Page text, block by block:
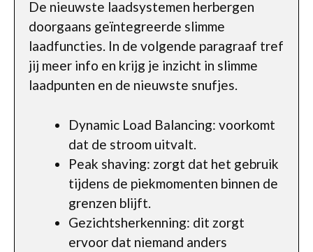
De nieuwste laadsystemen herbergen
doorgaans geïntegreerde slimme
laadfuncties. In de volgende paragraaf tref
jij meer info en krijg je inzicht in slimme
laadpunten en de nieuwste snufjes.
Dynamic Load Balancing: voorkomt
dat de stroom uitvalt.
Peak shaving: zorgt dat het gebruik
tijdens de piekmomenten binnen de
grenzen blijft.
Gezichtsherkenning: dit zorgt
ervoor dat niemand anders